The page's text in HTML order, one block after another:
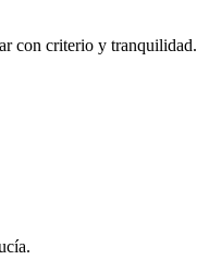
con criterio y tranquilidad.